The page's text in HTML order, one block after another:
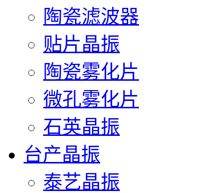
陶瓷滤波器
贴片晶振
陶瓷雾化片
微孔雾化片
石英晶振
台产晶振
泰艺晶振